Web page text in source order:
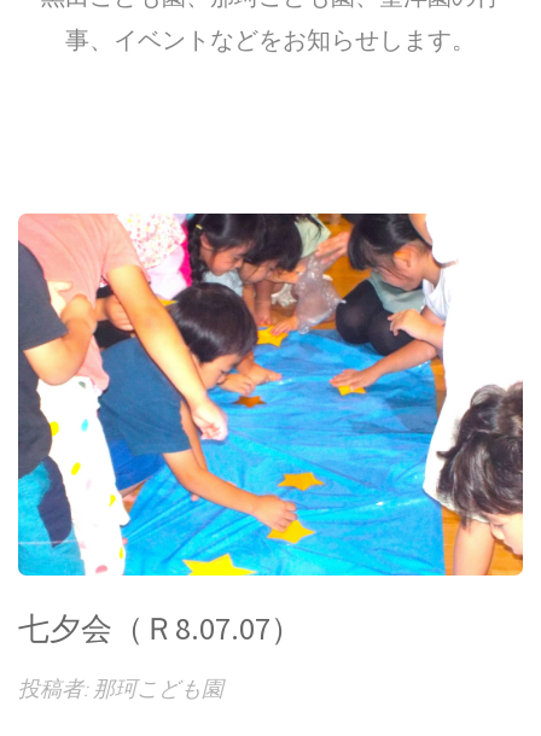
事、イベントなどをお知らせします。
七夕会（Ｒ8.07.07）
投稿者: 那珂こども園